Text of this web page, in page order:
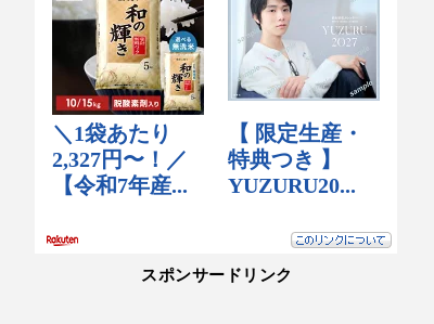
スポンサードリンク